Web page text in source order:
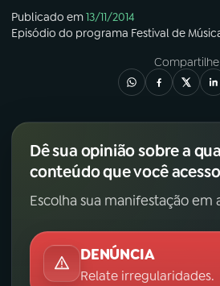
Publicado em13/11/2014
Episódio do programa Festival de
Compartilhe
Dê sua opinião sobre a
conteúdo que você
Escolha sua manifestação em
DENÚNCIA
Relate irregularidades.